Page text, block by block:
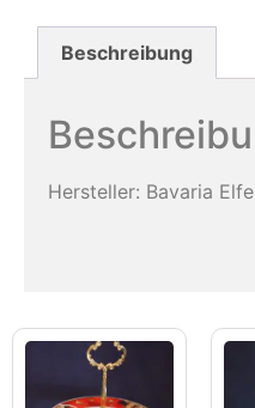
Beschreibung
Hersteller: Bavaria